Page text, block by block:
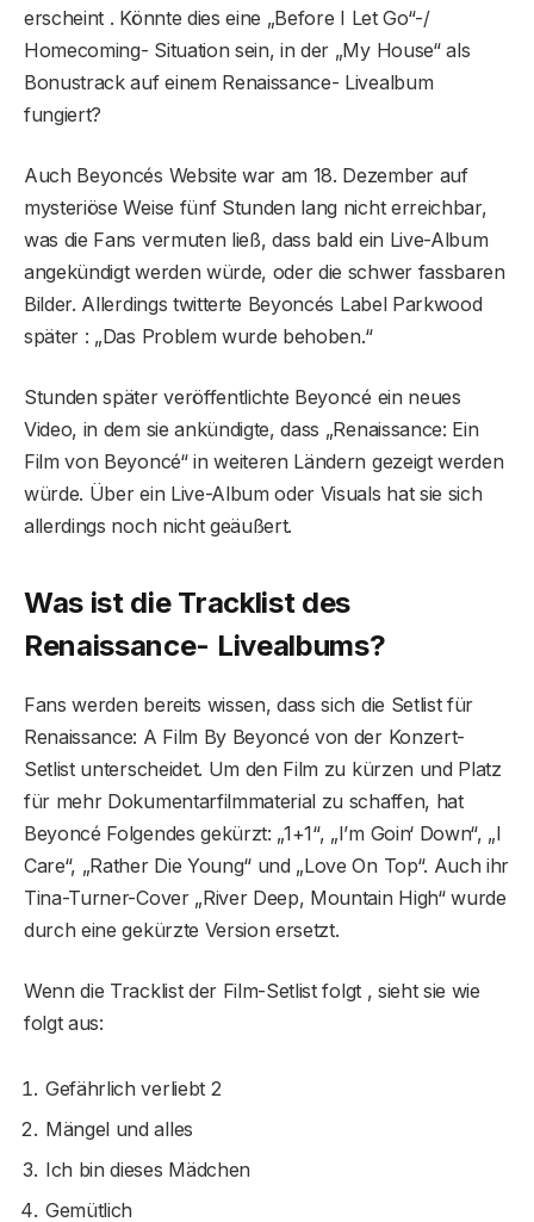
erscheint . Könnte dies eine „Before I Let Go“-/
Homecoming- Situation sein, in der „My House“ als
Bonustrack auf einem Renaissance- Livealbum
fungiert?
Auch Beyoncés Website war am 18. Dezember auf
mysteriöse Weise fünf Stunden lang nicht erreichbar,
was die Fans vermuten ließ, dass bald ein Live-Album
angekündigt werden würde, oder die schwer fassbaren
Bilder. Allerdings twitterte Beyoncés Label Parkwood
später : „Das Problem wurde behoben.“
Stunden später veröffentlichte Beyoncé ein neues
Video, in dem sie ankündigte, dass „Renaissance: Ein
Film von Beyoncé“ in weiteren Ländern gezeigt werden
würde. Über ein Live-Album oder Visuals hat sie sich
allerdings noch nicht geäußert.
Was ist die Tracklist des
Renaissance- Livealbums?
Fans werden bereits wissen, dass sich die Setlist für
Renaissance: A Film By Beyoncé von der Konzert-
Setlist unterscheidet. Um den Film zu kürzen und Platz
für mehr Dokumentarfilmmaterial zu schaffen, hat
Beyoncé Folgendes gekürzt: „1+1“, „I’m Goin‘ Down“, „I
Care“, „Rather Die Young“ und „Love On Top“. Auch ihr
Tina-Turner-Cover „River Deep, Mountain High“ wurde
durch eine gekürzte Version ersetzt.
Wenn die Tracklist der Film-Setlist folgt , sieht sie wie
folgt aus:
Gefährlich verliebt 2
Mängel und alles
Ich bin dieses Mädchen
Gemütlich